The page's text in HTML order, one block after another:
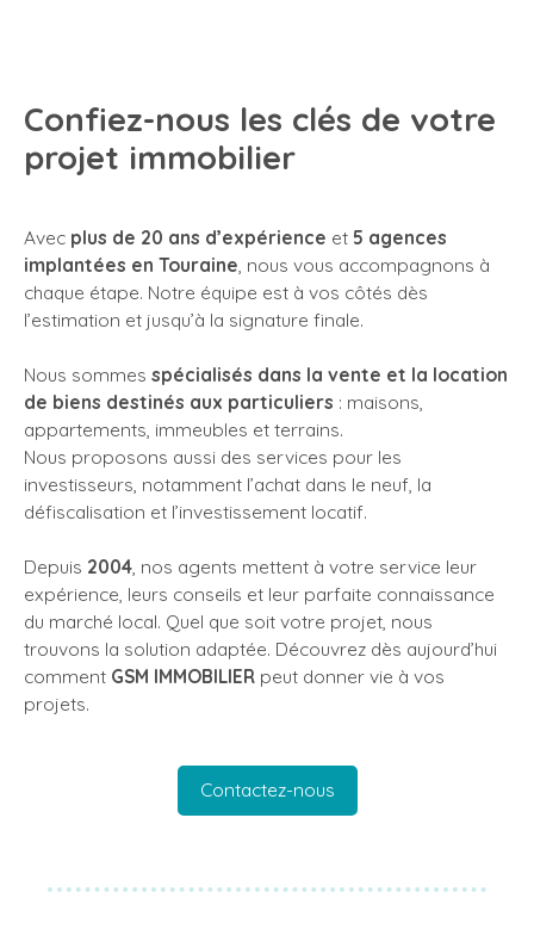
Confiez-nous les clés de votre
projet immobilier
Avec plus de 20 ans d’expérience et 5 agences
implantées en Touraine , nous vous accompagnons à
chaque étape. Notre équipe est à vos côtés dès
l’estimation et jusqu’à la signature finale.
Nous sommes spécialisés dans la vente et la location
de biens destinés aux particuliers : maisons,
appartements, immeubles et terrains.
Nous proposons aussi des services pour les
investisseurs, notamment l’achat dans le neuf, la
défiscalisation et l’investissement locatif.
Depuis 2004 , nos agents mettent à votre service leur
expérience, leurs conseils et leur parfaite connaissance
du marché local. Quel que soit votre projet, nous
trouvons la solution adaptée. Découvrez dès aujourd’hui
comment GSM IMMOBILIER peut donner vie à vos
projets.
Contactez-nous